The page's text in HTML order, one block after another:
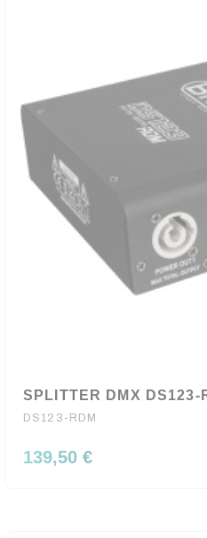
SPLITTER DMX DS123-
DS123-RDM
139,50 €